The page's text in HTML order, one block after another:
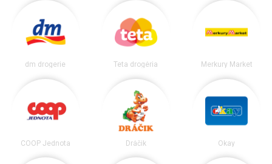
dm drogerie Teta drogéria Merkury Market
COOP Jednota Dráčik Okay